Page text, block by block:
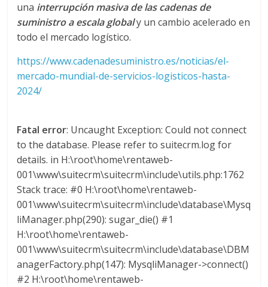
p
o
s
y
M
a
q
u
una interrupción masiva de las cadenas de
suministro a escala globaly un cambio acelerado en
todo el mercado logístico.
https://www.cadenadesuministro.es/noticias/el-
mercado-mundial-de-servicios-logisticos-hasta-
2024/
Fatal error: Uncaught Exception: Could not connect
to the database. Please refer to suitecrm.log for
details. in H:\root\home\rentaweb-
001\www\suitecrm\suitecrm\include\utils.php:1762
Stack trace: #0 H:\root\home\rentaweb-
001\www\suitecrm\suitecrm\include\database\Mysq
liManager.php(290): sugar_die() #1
H:\root\home\rentaweb-
001\www\suitecrm\suitecrm\include\database\DBM
anagerFactory.php(147): MysqliManager->connect()
#2 H:\root\home\rentaweb-